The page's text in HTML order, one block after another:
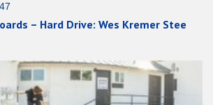
– Hard Drive: Wes Kremer Stee